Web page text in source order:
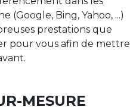
(Google, Bing, Yahoo, ...)
prestations que
pour vous afin de mettre
MESURE